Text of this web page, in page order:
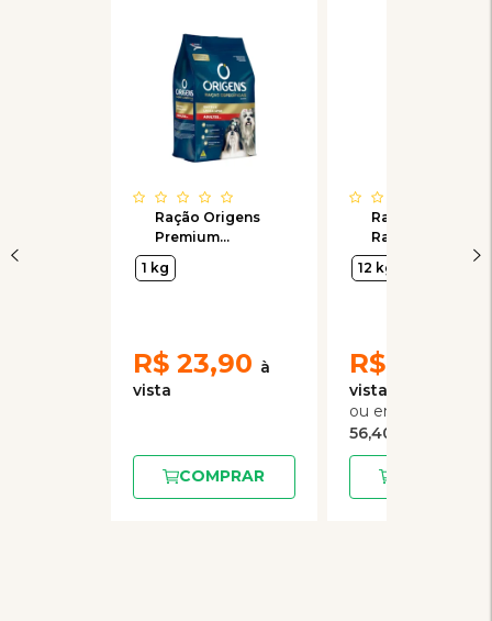
Ração Origens
Premium
Especial Raças
Específicas
1 kg
R$ 23,90
COMPRAR
Ração Premier
Raças
Específicas
Bulldog Adultos
12 kg
R$
56,40